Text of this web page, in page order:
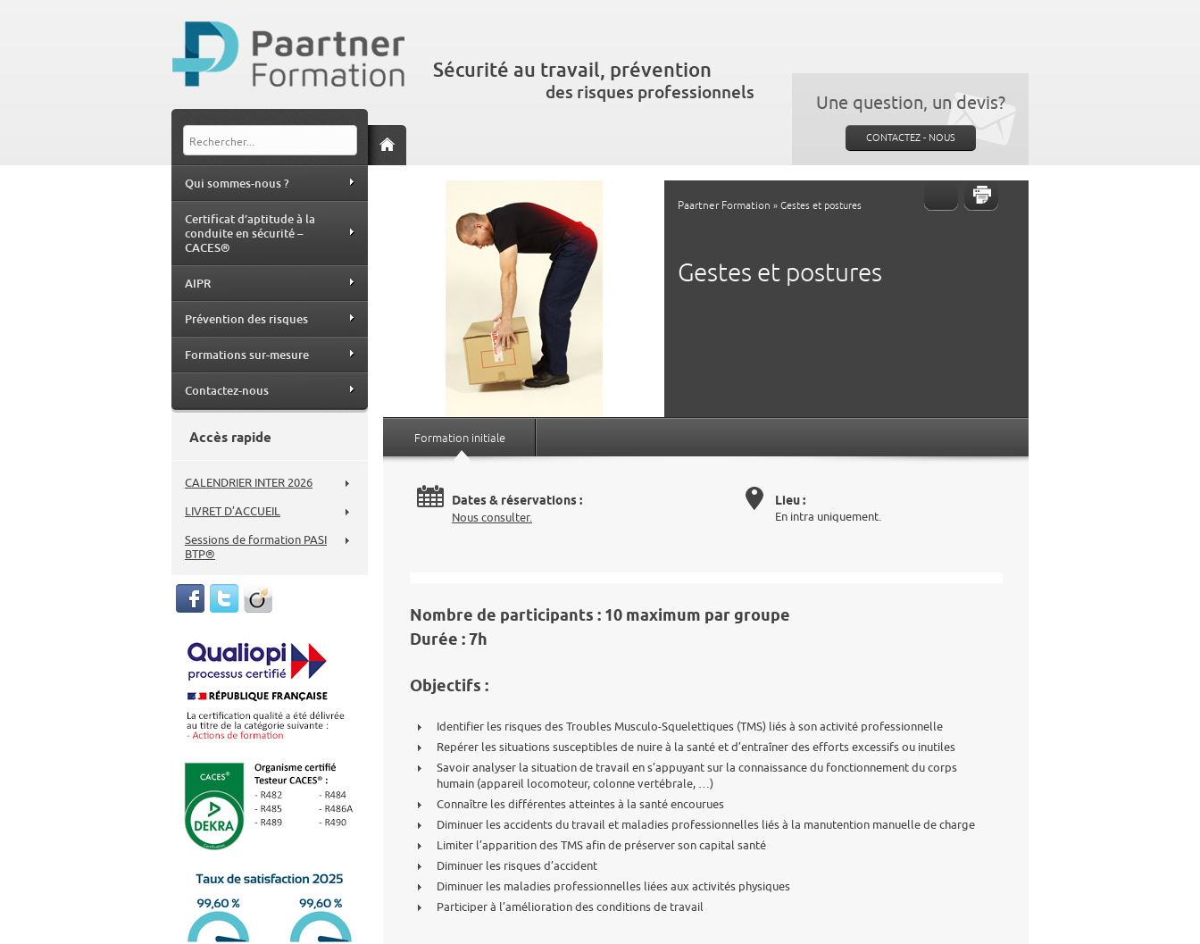
Sécurité au travail, prévention
des risques professionnels
Une question, un devis?
CONTACTEZ - NOUS
Paartner Formation » Gestes et postures
Gestes et postures
Formation initiale
Dates & réservations :
Nous consulter.
Lieu :
En intra uniquement.
Nombre de participants : 10 maximum par groupe
Durée :7h
Objectifs :
Identifier les risques des Troubles Musculo-Squelettiques (TMS) liés à son activité professionnelle
Repérer les situations susceptibles de nuire à la santé et d’entraîner des efforts excessifs ou inutiles
Savoir analyser la situation de travail en s’appuyant sur la connaissance du fonctionnement du corps
humain (appareil locomoteur, colonne vertébrale, …)
Connaître les différentes atteintes à la santé encourues
Diminuer les accidents du travail et maladies professionnelles liés à la manutention manuelle de charge
Limiter l’apparition des TMS afin de préserver son capital santé
Diminuer les risques d’accident
Diminuer les maladies professionnelles liées aux activités physiques
Participer à l’amélioration des conditions de travail
Qui sommes-nous ?
Certificat d’aptitude à la
conduite en sécurité –
CACES®
AIPR
Prévention des risques
Formations sur-mesure
Contactez-nous
Accès rapide
CALENDRIER INTER 2026
LIVRET D’ACCUEIL
Sessions de formation PASI
BTP®